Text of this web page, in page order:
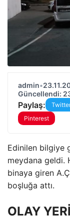
admin•
Güncellendi:
Paylaş:
Pinterest
Edinilen bilgiye
meydana geldi.
binaya giren
boşluğa attı.
OLAY